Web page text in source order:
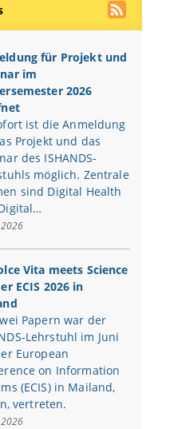
für Projekt und
im
2026
ist die Anmeldung
Projekt und das
des ISHANDS-
möglich. Zentrale
sind Digital Health
Vita meets Science
ECIS 2026 in
Papern war der
Lehrstuhl im Juni
European
on Information
(ECIS) in Mailand,
vertreten.